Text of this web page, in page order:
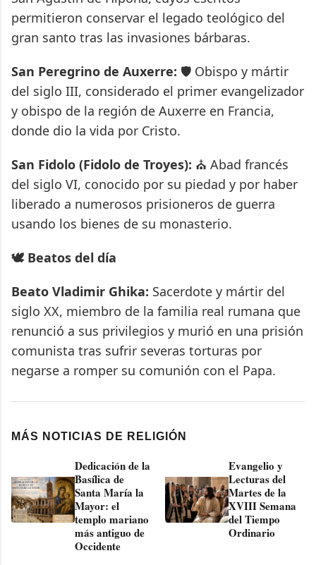
permitieron conservar el legado teológico del
gran santo tras las invasiones bárbaras.
San Peregrino de Auxerre: 🛡️ Obispo y mártir
del siglo III, considerado el primer evangelizador
y obispo de la región de Auxerre en Francia,
donde dio la vida por Cristo.
San Fidolo (Fidolo de Troyes): ⛪ Abad francés
del siglo VI, conocido por su piedad y por haber
liberado a numerosos prisioneros de guerra
usando los bienes de su monasterio.
🕊️ Beatos del día
Beato Vladimir Ghika: Sacerdote y mártir del
siglo XX, miembro de la familia real rumana que
renunció a sus privilegios y murió en una prisión
comunista tras sufrir severas torturas por
negarse a romper su comunión con el Papa.
MÁS NOTICIAS DE RELIGIÓN
Dedicación de la
Basílica de
Santa María la
Mayor: el
templo mariano
más antiguo de
Occidente
Evangelio y
Lecturas del
Martes de la
XVIII Semana
del Tiempo
Ordinario